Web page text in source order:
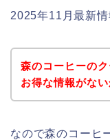
2025年11月最新情
森のコーヒーの
お得な情報がな
なので森のコーヒ